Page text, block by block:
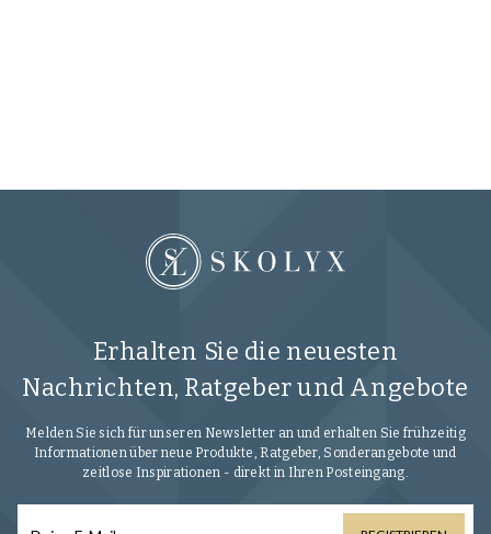
Erhalten Sie die neuesten
Nachrichten, Ratgeber und Angebote
Melden Sie sich für unseren Newsletter an und erhalten Sie frühzeitig
Informationen über neue Produkte, Ratgeber, Sonderangebote und
zeitlose Inspirationen - direkt in Ihren Posteingang.